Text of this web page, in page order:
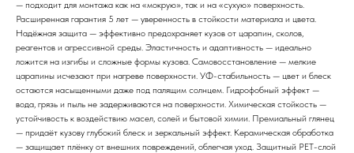
— подходит для монтажа как на «мокрую», так и на «сухую» поверхность.
Расширенная гарантия 5 лет — уверенность в стойкости материала и цвета.
Надёжная защита — эффективно предохраняет кузов от царапин, сколов,
реагентов и агрессивной среды. Эластичность и адаптивность — идеально
ложится на изгибы и сложные формы кузова. Самовосстановление — мелкие
царапины исчезают при нагреве поверхности. УФ-стабильность — цвет и блеск
остаются насыщенными даже под палящим солнцем. Гидрофобный эффект —
вода, грязь и пыль не задерживаются на поверхности. Химическая стойкость —
устойчивость к воздействию масел, солей и бытовой химии. Премиальный глянец
— придаёт кузову глубокий блеск и зеркальный эффект. Керамическая обработка
— защищает плёнку от внешних повреждений, облегчая уход. Защитный PET-слой